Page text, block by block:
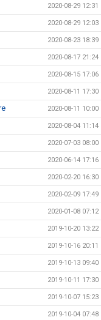
2020-08-29 12:31
2020-08-29 12:03
2020-08-23 18:39
2020-08-17 21:24
2020-08-15 17:06
2020-08-11 17:30
2020-08-11 10:00
2020-08-04 11:14
2020-07-03 08:00
2020-06-14 17:16
2020-02-20 16:30
2020-02-09 17:49
2020-01-08 07:12
2019-10-20 13:22
2019-10-16 20:11
2019-10-13 09:40
2019-10-11 17:30
2019-10-07 15:23
2019-10-04 07:48